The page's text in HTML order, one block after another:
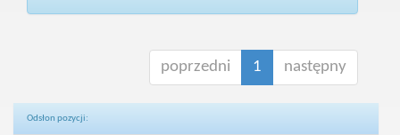
poprzedni 1 następny
Odsłon pozycji: